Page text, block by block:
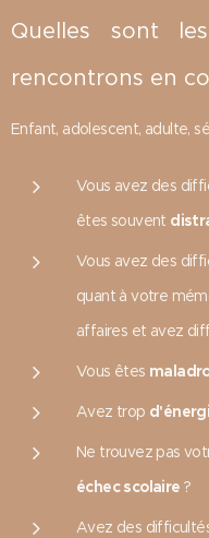
Quelles sont
rencontrons en
Enfant, adolescent, adulte,
Vous avez des
êtes souvent
Vous avez des
quant à votre
affaires et avez
Vous êtes
Avez trop
Ne trouvez pas
échec scolaire ?
Avez des